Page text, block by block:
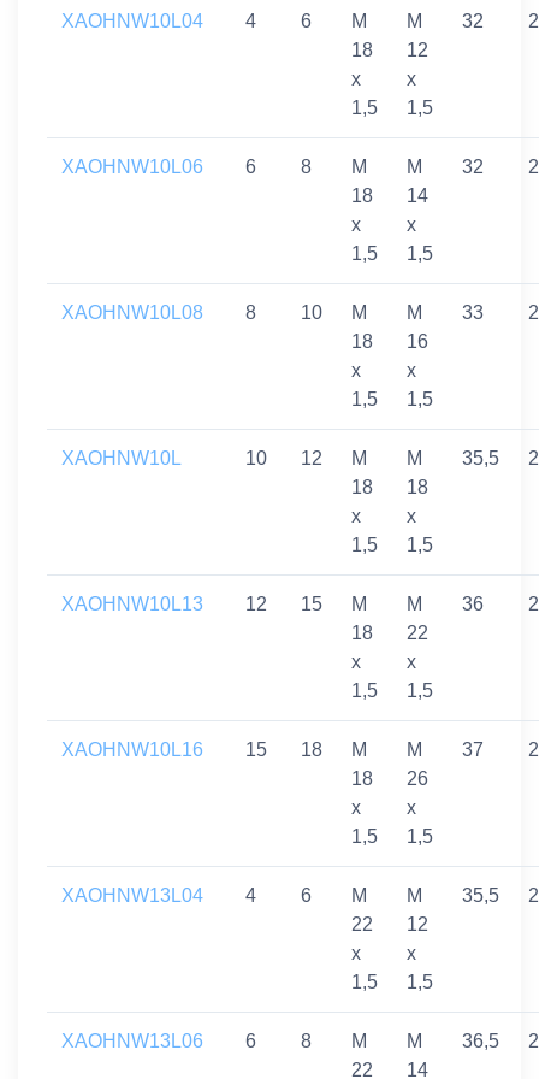
XAOHNW10L04 4 6
M
18
x
1,5
M
12
x
1,5
32
XAOHNW10L06 6 8
M
18
x
1,5
M
14
x
1,5
32
XAOHNW10L08 8 10
M
18
x
1,5
M
16
x
1,5
33
XAOHNW10L 10 12
M
18
x
1,5
M
18
x
1,5
35,5
XAOHNW10L13 12 15
M
18
x
1,5
M
22
x
1,5
36
XAOHNW10L16 15 18
M
18
x
1,5
M
26
x
1,5
37
XAOHNW13L04 4 6
M
22
x
1,5
M
12
x
1,5
35,5
XAOHNW13L06 6 8
M
22
M
14
36,5